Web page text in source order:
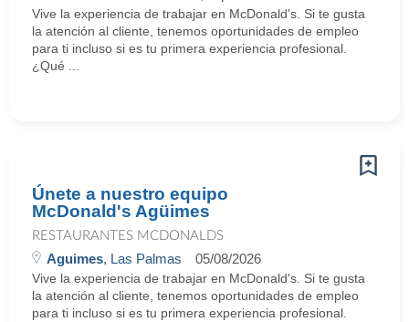
Vive la experiencia de trabajar en McDonald's. Si te gusta
la atención al cliente, tenemos oportunidades de empleo
para ti incluso si es tu primera experiencia profesional.
¿Qué ...
Únete a nuestro equipo
McDonald's Agüimes
RESTAURANTES MCDONALDS
Aguimes, Las Palmas 05/08/2026
Vive la experiencia de trabajar en McDonald's. Si te gusta
la atención al cliente, tenemos oportunidades de empleo
para ti incluso si es tu primera experiencia profesional.